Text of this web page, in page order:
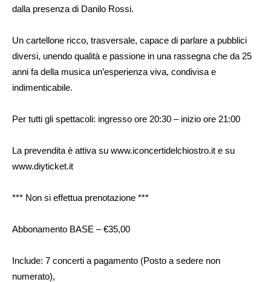
dalla presenza di Danilo Rossi.
Un cartellone ricco, trasversale, capace di parlare a pubblici
diversi, unendo qualità e passione in una rassegna che da 25
anni fa della musica un’esperienza viva, condivisa e
indimenticabile.
Per tutti gli spettacoli: ingresso ore 20:30 – inizio ore 21:00
La prevendita è attiva su www.iconcertidelchiostro.it e su
www.diyticket.it
*** Non si effettua prenotazione ***
Abbonamento BASE – €35,00
Include: 7 concerti a pagamento (Posto a sedere non
numerato),